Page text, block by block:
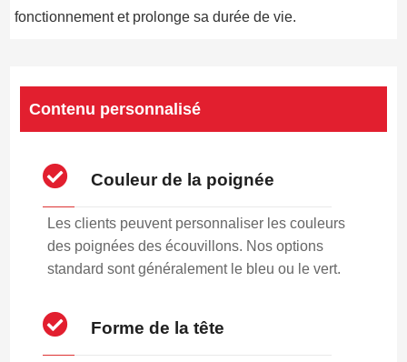
fonctionnement et prolonge sa durée de vie.
Contenu personnalisé
Couleur de la poignée
Les clients peuvent personnaliser les couleurs
des poignées des écouvillons. Nos options
standard sont généralement le bleu ou le vert.
Forme de la tête